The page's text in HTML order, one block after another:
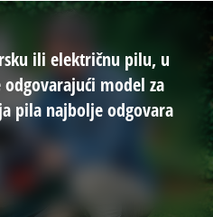
ili električnu pilu, u
model za
pila najbolje odgovara